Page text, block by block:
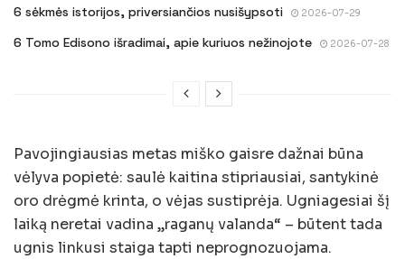
6 sėkmės istorijos, priversiančios nusišypsoti 2026-07-29
6 Tomo Edisono išradimai, apie kuriuos nežinojote 2026-07-28
Pavojingiausias metas miško gaisre dažnai būna
vėlyva popietė: saulė kaitina stipriausiai, santykinė
oro drėgmė krinta, o vėjas sustiprėja. Ugniagesiai šį
laiką neretai vadina „raganų valanda“ – būtent tada
ugnis linkusi staiga tapti neprognozuojama.